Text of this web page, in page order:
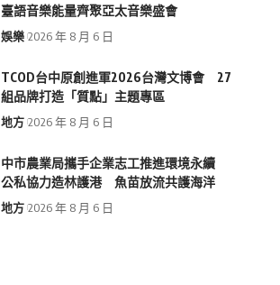
臺語音樂能量齊聚亞太音樂盛會
娛樂 2026 年 8 月 6 日
TCOD台中原創進軍2026台灣文博會 27
組品牌打造「質點」主題專區
地方 2026 年 8 月 6 日
中市農業局攜手企業志工推進環境永續
公私協力造林護港 魚苗放流共護海洋
地方 2026 年 8 月 6 日